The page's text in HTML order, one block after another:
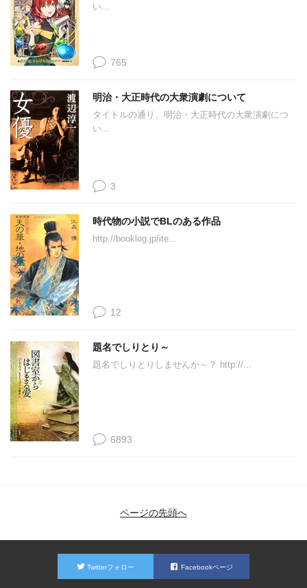
い...
765
明治・大正時代の大衆演劇について
タイトルの通り、明治・大正時代の大衆演劇につ
い...
3
時代物の小説でBLのある作品
http://booklog.jp/ite...
12
題名でしりとり～
題名でしりとりしませんか～？ http://...
6893
ページの先頭へ
Twitterフォロー Facebookページ